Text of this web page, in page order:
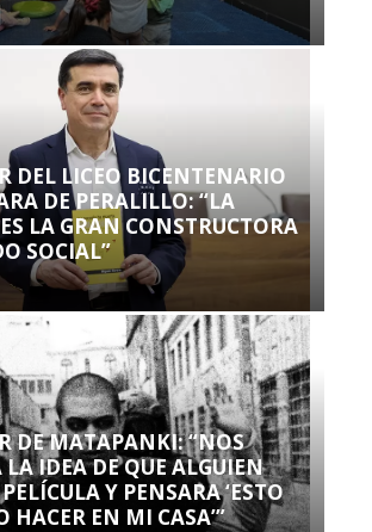
DEL LICEO BICENTENARIO
DE PERALILLO: “LA
LA GRAN CONSTRUCTORA
SOCIAL”
DE MATAPANKI: “NOS
LA IDEA DE QUE ALGUIEN
Y PENSARA ‘ESTO
HACER EN MI CASA’”